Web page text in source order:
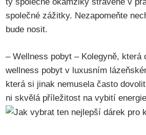
společné zážitky. Nezapomeňte
bude nosit.
– Wellness pobyt – Kolegyně, která
wellness pobyt v luxusním
která si jinak nemusela často
ni skvělá příležitost na vybití